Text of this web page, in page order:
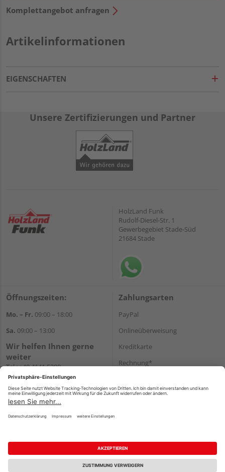
Komplettangebot anfragen
Artikelinformationen
EIGENSCHAFTEN
Unsere Zertifizierungen und Partner
HolzLand Funk
Rudolf-Diesel-Str. 1
Gewerbegebiet Stade-Süd
21684 Stade
Öffnungszeiten:
Mo. – Fr. 09:00 – 18:00
Sa. 09:00 – 13:00
Wir helfen Ihnen gerne
weiter
Tel.:+49 4141 5380
E-Mail:shop@holzland-funk.de
WhatsApp
Zahlungsarten
PayPal
Onlineüberweisung
Kreditkarte
Rechnung*
Versand
Impressum AGB Widerruf
Datenschutz
Reservierungsbedingungen
Vertrag widerrufen